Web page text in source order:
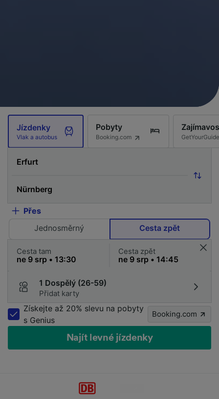
Jízdenky
Vlak a autobus
Pobyty
Booking.com GetYourGuide
Přes
Jednosměrný
Cesta zpět
Cesta tam Cesta zpět
1 Dospělý (26-59)
Přidat karty
Získejte až 20% slevu na pobyty
s Genius
Booking.com
Najít levné jízdenky